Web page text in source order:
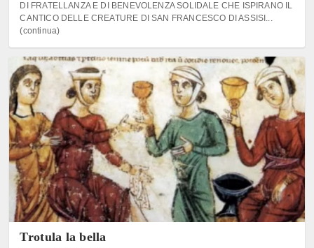
DI FRATELLANZA E DI BENEVOLENZA SOLIDALE CHE ISPIRANO IL
CANTICO DELLE CREATURE DI SAN FRANCESCO DI ASSISI...
(continua)
Trotula la bella